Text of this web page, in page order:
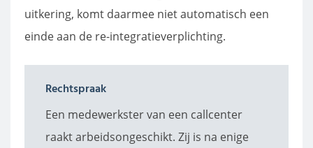
uitkering, komt daarmee niet automatisch een
einde aan de re-integratieverplichting.
Rechtspraak
Een medewerkster van een callcenter
raakt arbeidsongeschikt. Zij is na enige